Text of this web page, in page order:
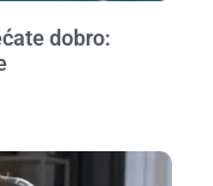
dobro: